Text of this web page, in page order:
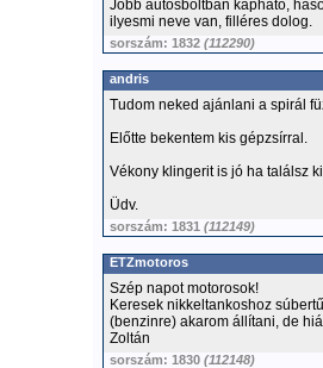
Jobb autósboltban kapható,
ilyesmi neve van, filléres dolog.
sorszám: 1832 (112290)
andris
Tudom neked ajánlani a spirál
Előtte bekentem kis gépzsírral.
Vékony klingerit is jó ha találsz
Üdv.
sorszám: 1831 (112149)
ETZmotoros
Szép napot motorosok!
Keresek nikkeltankoshoz
(benzinre) akarom állítani, de
Zoltán
sorszám: 1830 (112148)